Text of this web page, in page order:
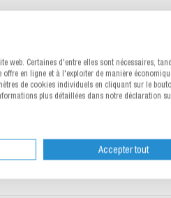
web. Certaines d'entre elles sont nécessaires,
en ligne et à l'exploiter de manière
de cookies individuels en cliquant sur le
plus détaillées dans notre déclaration
Accepter tout